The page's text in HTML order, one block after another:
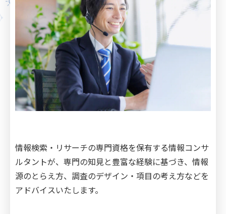
情報検索・リサーチの専門資格を保有する情報コンサ
ルタントが、専門の知見と豊富な経験に基づき、情報
源のとらえ方、調査のデザイン・項目の考え方などを
アドバイスいたします。